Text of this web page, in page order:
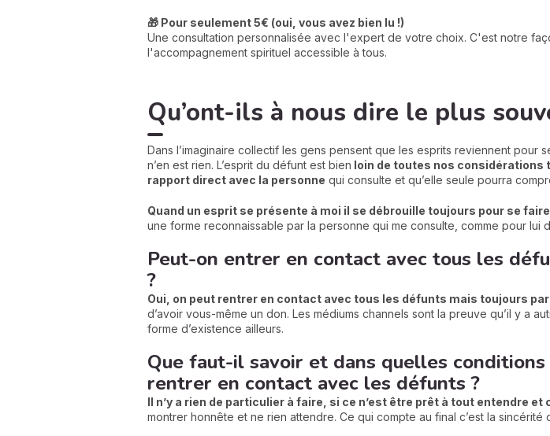
🎁 Pour seulement 5€ (oui, vous avez bien lu !)
Une consultation personnalisée avec l'expert de votre choix. C'est notre
l'accompagnement spirituel accessible à tous.
Qu’ont-ils à nous dire le plus
Dans l’imaginaire collectif les gens pensent que les esprits reviennent pour
n’en est rien. L’esprit du défunt est bien loin de toutes nos considérations
rapport direct avec la personne qui consulte et qu’elle seule pourra
Quand un esprit se présente à moi il se débrouille toujours pour se
une forme reconnaissable par la personne qui me consulte, comme pour lui
Peut-on entrer en contact avec tous les
?
Oui, on peut rentrer en contact avec tous les défunts mais toujours par
d’avoir vous-même un don. Les médiums channels sont la preuve qu’il y a
forme d’existence ailleurs.
Que faut-il savoir et dans quelles
rentrer en contact avec les défunts ?
Il n’y a rien de particulier à faire, si ce n’est être prêt à tout entendre et
montrer honnête et ne rien attendre. Ce qui compte au final c’est la sincérité